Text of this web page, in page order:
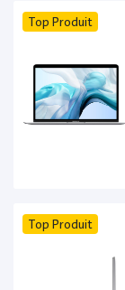
Top Produit
Top Produit